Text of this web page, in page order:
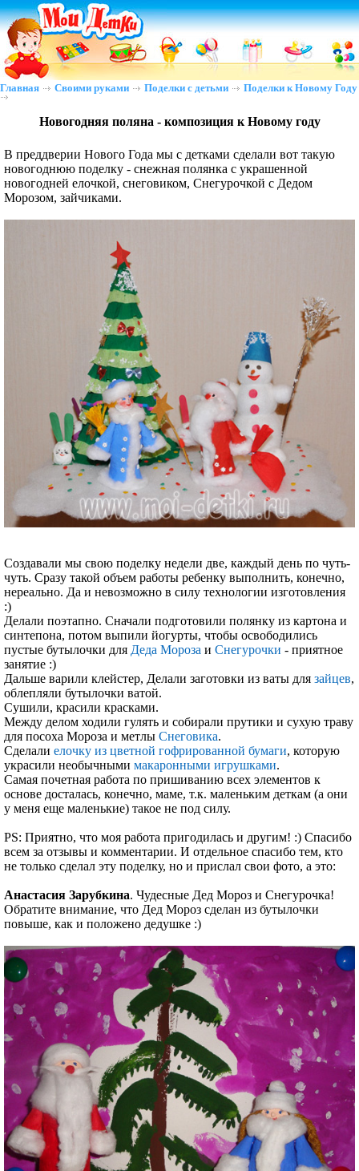
Главная Своими руками Поделки с детьми Поделки к Новому Году
Новогодняя поляна - композиция к Новому году
В преддверии Нового Года мы с детками сделали вот такую
новогоднюю поделку - снежная полянка с украшенной
новогодней елочкой, снеговиком, Снегурочкой с Дедом
Морозом, зайчиками.
Создавали мы свою поделку недели две, каждый день по чуть-
чуть. Сразу такой объем работы ребенку выполнить, конечно,
нереально. Да и невозможно в силу технологии изготовления
:)
Делали поэтапно. Сначали подготовили полянку из картона и
синтепона, потом выпили йогурты, чтобы освободились
пустые бутылочки для Деда Мороза и Снегурочки - приятное
занятие :)
Дальше варили клейстер, Делали заготовки из ваты для зайцев,
облепляли бутылочки ватой.
Сушили, красили красками.
Между делом ходили гулять и собирали прутики и сухую траву
для посоха Мороза и метлы Снеговика.
Сделали елочку из цветной гофрированной бумаги, которую
украсили необычными макаронными игрушками.
Самая почетная работа по пришиванию всех элементов к
основе досталась, конечно, маме, т.к. маленьким деткам (а они
у меня еще маленькие) такое не под силу.
PS: Приятно, что моя работа пригодилась и другим! :) Спасибо
всем за отзывы и комментарии. И отдельное спасибо тем, кто
не только сделал эту поделку, но и прислал свои фото, а это:
Анастасия Зарубкина. Чудесные Дед Мороз и Снегурочка!
Обратите внимание, что Дед Мороз сделан из бутылочки
повыше, как и положено дедушке :)